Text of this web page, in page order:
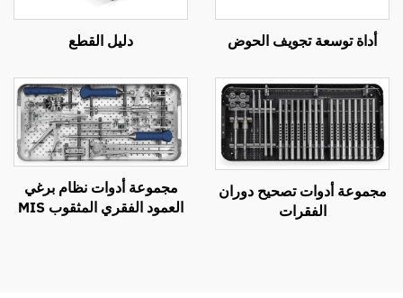
أداة توسعة تجويف الحوض دليل القطع
مجموعة أدوات تصحيح دوران
الفقرات
مجموعة أدوات نظام برغي
العمود الفقري المثقوب MIS